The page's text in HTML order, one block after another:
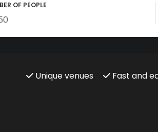
OF PEOPLE
Unique venues Fast and